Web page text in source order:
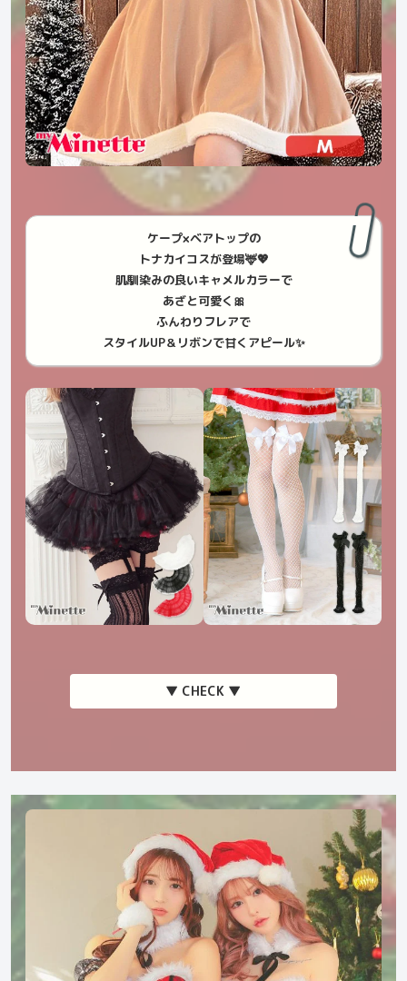
ケープ×ベアトップの
トナカイコスが登場🦌💖
肌馴染みの良いキャメルカラーで
あざと可愛く🎀
ふんわりフレアで
スタイルUP＆リボンで甘くアピール✨
▼ CHECK ▼